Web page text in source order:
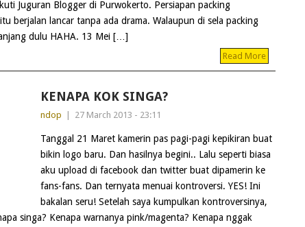
Juguran Blogger di Purwokerto. Persiapan packing
berjalan lancar tanpa ada drama. Walaupun di sela packing
dulu HAHA. 13 Mei […]
Read More
KENAPA KOK SINGA?
ndop 27 March 2013 - 23:11
Tanggal 21 Maret kamerin pas pagi-pagi kepikiran buat
bikin logo baru. Dan hasilnya begini.. Lalu seperti biasa
aku upload di facebook dan twitter buat dipamerin ke
fans-fans. Dan ternyata menuai kontroversi. YES! Ini
bakalan seru! Setelah saya kumpulkan kontroversinya,
singa? Kenapa warnanya pink/magenta? Kenapa nggak